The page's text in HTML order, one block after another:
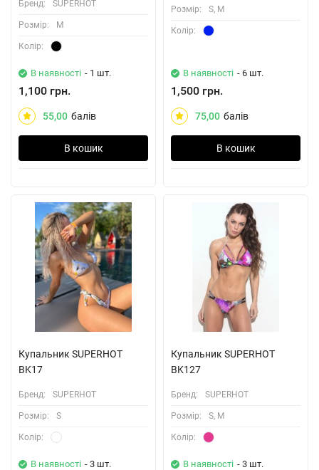
Бренд: SUPERHOT
Розмiр: M
Колiр:
В наявності - 1 шт.
1,100 грн.
55,00 балів
В кошик
Розмiр: S, M
Колiр:
В наявності - 6 шт.
1,500 грн.
75,00 балів
В кошик
Купальник SUPERHOT
BK17
Бренд: SUPERHOT
Розмiр: S
Колiр:
В наявності - 3 шт.
Купальник SUPERHOT
BK127
Бренд: SUPERHOT
Розмiр: S, M
Колiр:
В наявності - 3 шт.